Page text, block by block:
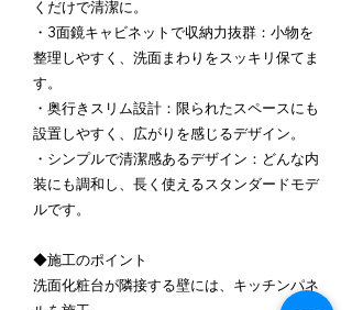
くだけで清潔に。
・3面鏡キャビネットで収納力抜群：小物を
整理しやすく、洗面まわりをスッキリ保てま
す。
・奥行きスリム設計：限られたスペースにも
設置しやすく、広がりを感じるデザイン。
・シンプルで清潔感あるデザイン：どんな内
装にも調和し、長く使えるスタンダードモデ
ルです。
◆施工のポイント
洗面化粧台が隣接する壁には、キッチンパネ